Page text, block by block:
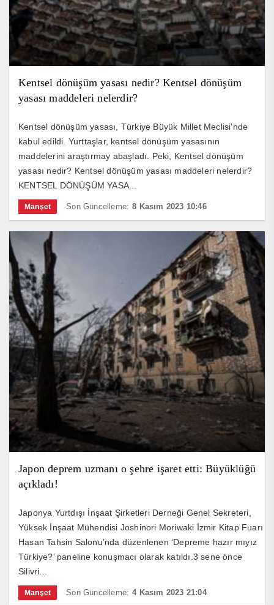
Kentsel dönüşüm yasası nedir? Kentsel dönüşüm
yasası maddeleri nelerdir?
Kentsel dönüşüm yasası, Türkiye Büyük Millet Meclisi'nde
kabul edildi. Yurttaşlar, kentsel dönüşüm yasasının
maddelerini araştırmay abaşladı. Peki, Kentsel dönüşüm
yasası nedir? Kentsel dönüşüm yasası maddeleri nelerdir?
KENTSEL DÖNÜŞÜM YASA...
Manşet Son Güncelleme: 8 Kasım 2023 10:46
Japon deprem uzmanı o şehre işaret etti: Büyüklüğü
açıkladı!
Japonya Yurtdışı İnşaat Şirketleri Derneği Genel Sekreteri,
Yüksek İnşaat Mühendisi Joshinori Moriwaki İzmir Kitap Fuarı
Hasan Tahsin Salonu’nda düzenlenen ‘Depreme hazır mıyız
Türkiye?’ paneline konuşmacı olarak katıldı.3 sene önce
Silivri...
Manşet Son Güncelleme: 4 Kasım 2023 21:04